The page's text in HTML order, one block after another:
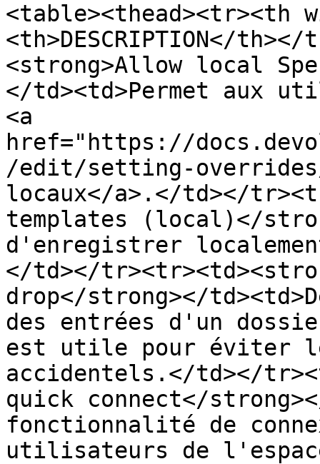
<table><thead><tr><th
<th>DESCRIPTION</
<strong>Allow local
</td><td>Permet aux
<a
href="https://
/edit/setting-
locaux</a>.</td></
templates (local)</
d'enregistrer
</td></
drop</strong></
des entrées d'un
est utile pour éviter
accidentels.</td></
quick connect</
fonctionnalité de
utilisateurs de